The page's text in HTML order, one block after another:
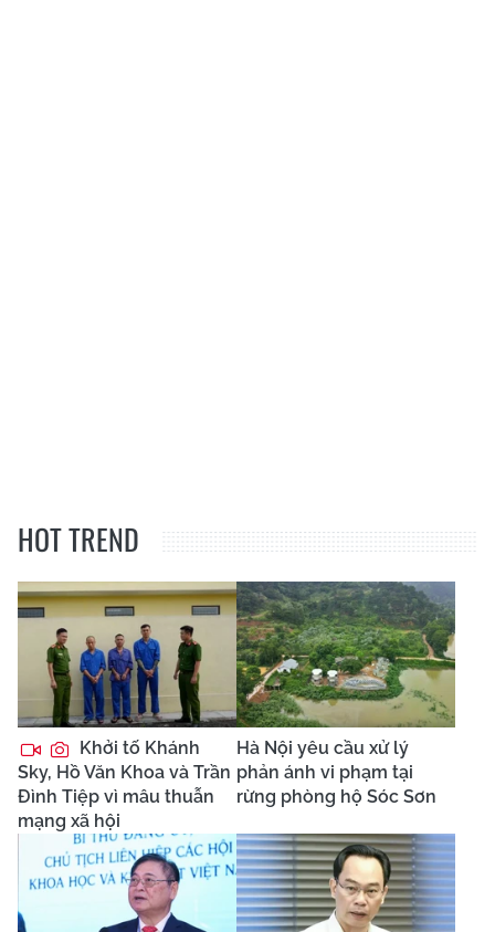
HOT TREND
Khởi tố Khánh
Sky, Hồ Văn Khoa và Trần
Đình Tiệp vì mâu thuẫn
mạng xã hội
Hà Nội yêu cầu xử lý
phản ánh vi phạm tại
rừng phòng hộ Sóc Sơn